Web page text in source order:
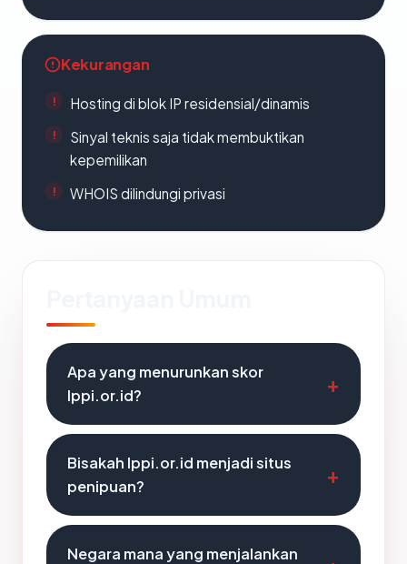
Kekurangan
Hosting di blok IP residensial/dinamis
Sinyal teknis saja tidak membuktikan
kepemilikan
WHOIS dilindungi privasi
Apa yang menurunkan skor
lppi.or.id?
Bisakah lppi.or.id menjadi situs
penipuan?
Negara mana yang menjalankan